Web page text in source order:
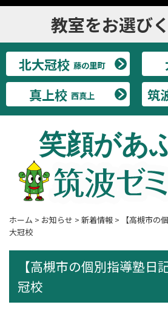
教室をお選び
北大冠校 藤の里町
真上校 西真上 筑
笑顔があ
ホーム > お知らせ > 新着情報 >
【高槻市の
大冠校
【高槻市の個別指導塾日
冠校